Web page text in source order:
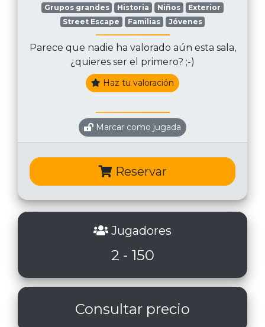
Grupos grandes Historia Niños
Exterior
Street Escape
Familias Jóvenes
Parece que nadie ha valorado aún esta sala,
¿quieres ser el primero? ;-)
Haz tu valoración
Marcar como jugada
Reservar
Jugadores
2 - 150
Consultar precio